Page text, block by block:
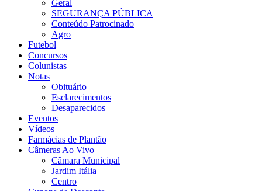
Geral
SEGURANÇA PÚBLICA
Conteúdo Patrocinado
Agro
Futebol
Concursos
Colunistas
Notas
Obituário
Esclarecimentos
Desaparecidos
Eventos
Vídeos
Farmácias de Plantão
Câmeras Ao Vivo
Câmara Municipal
Jardim Itália
Centro